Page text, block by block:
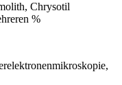
Chrysotil
%